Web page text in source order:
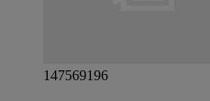
147569196